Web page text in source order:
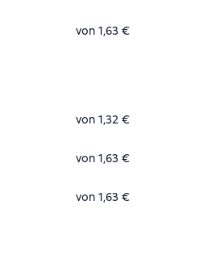
von 1,63 €
von 1,32 €
von 1,63 €
von 1,63 €